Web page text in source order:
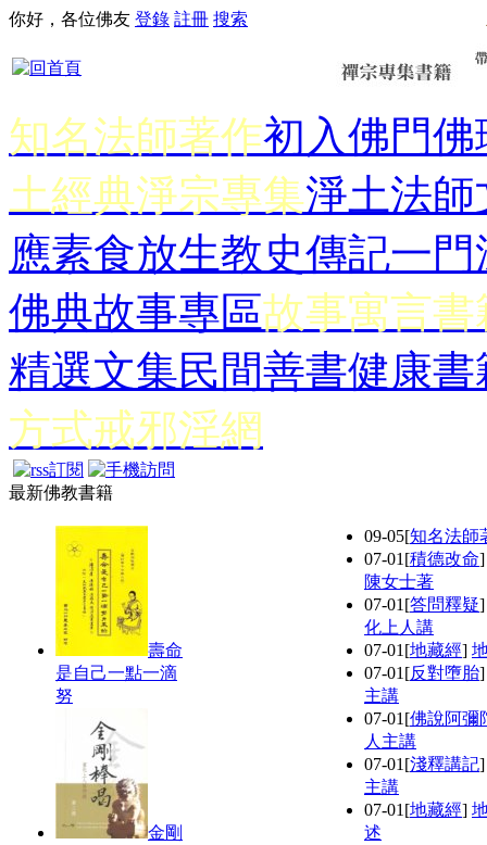
你好，各位佛友 登錄 註冊 搜索
知名法師著作初入佛門佛
土經典淨宗專集淨土法師
應素食放生教史傳記一門
佛典故事專區故事寓言書
精選文集民間善書健康書
方式戒邪淫網
最新佛教書籍
壽命
是自己一點一滴
努
金剛
09-05[知名法師
07-01 [積德改命
陳女士著
07-01 [答問釋疑
化上人講
07-01 [地藏經]
07-01 [反對墮胎
主講
07-01 [佛說阿彌
人主講
07-01 [淺釋講記
主講
07-01 [地藏經]
述